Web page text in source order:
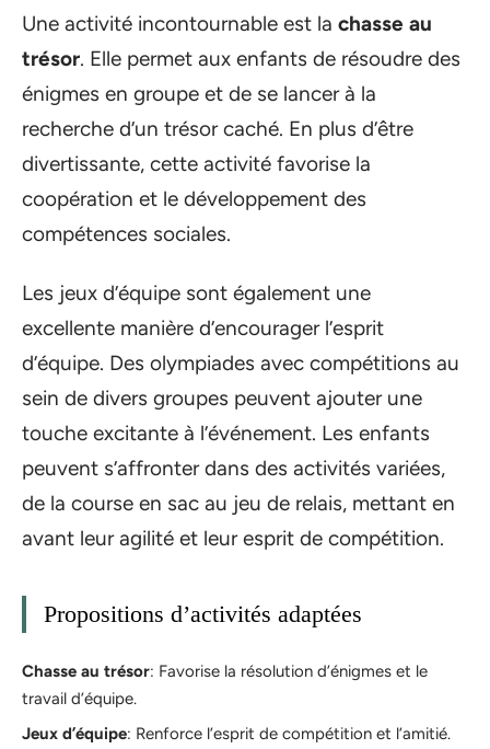
Une activité incontournable est la chasse au
trésor. Elle permet aux enfants de résoudre des
énigmes en groupe et de se lancer à la
recherche d’un trésor caché. En plus d’être
divertissante, cette activité favorise la
coopération et le développement des
compétences sociales.
Les jeux d’équipe sont également une
excellente manière d’encourager l’esprit
d’équipe. Des olympiades avec compétitions au
sein de divers groupes peuvent ajouter une
touche excitante à l’événement. Les enfants
peuvent s’affronter dans des activités variées,
de la course en sac au jeu de relais, mettant en
avant leur agilité et leur esprit de compétition.
Propositions d’activités adaptées
Chasse au trésor: Favorise la résolution d’énigmes et le
travail d’équipe.
Jeux d’équipe: Renforce l’esprit de compétition et l’amitié.